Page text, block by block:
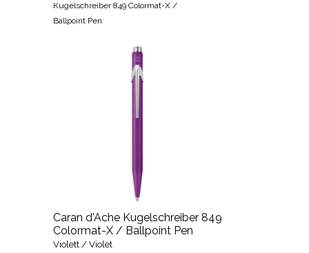
Kugelschreiber 849 Colormat-X /
Ballpoint Pen
Caran d'Ache Kugelschreiber 849
Colormat-X / Ballpoint Pen
Violett / Violet